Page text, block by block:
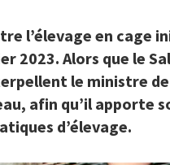
l’élevage en cage
2023. Alors que le
le ministre
afin qu’il apporte
d’élevage.